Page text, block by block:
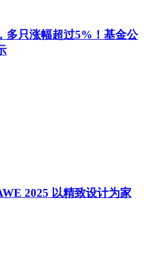
多只涨幅超过5%！基金公
2025 以精致设计为家